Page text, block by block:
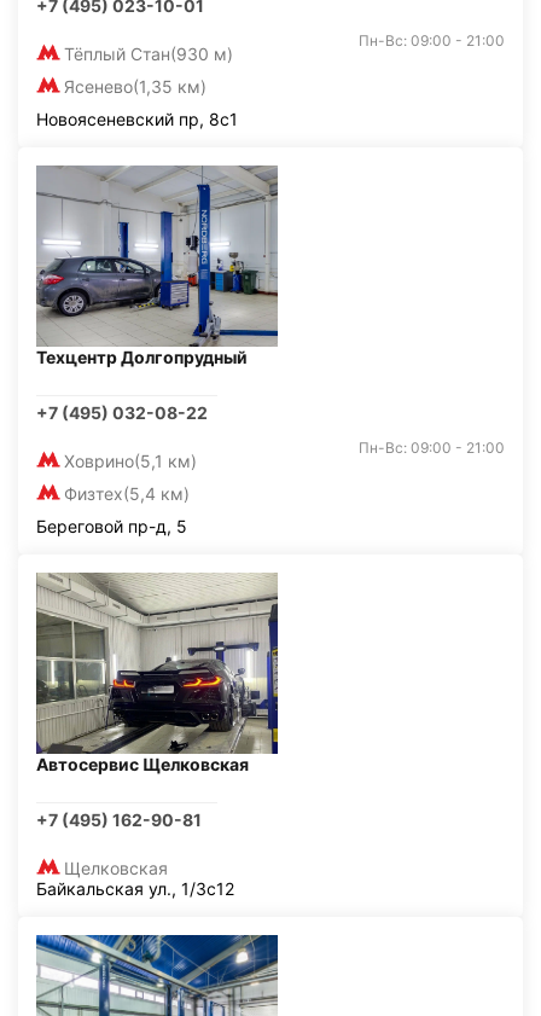
+7 (495) 023-10-01
Тёплый Стан(930 м)
Ясенево(1,35 км)
Пн-Вс: 09:00 - 21:00
Новоясеневский пр, 8с1
Техцентр Долгопрудный
+7 (495) 032-08-22
Ховрино(5,1 км)
Физтех(5,4 км)
Пн-Вс: 09:00 - 21:00
Береговой пр-д, 5
Автосервис Щелковская
+7 (495) 162-90-81
Щелковская
Байкальская ул., 1/3с12